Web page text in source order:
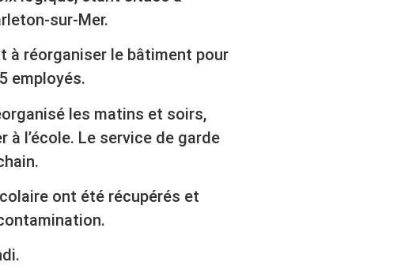
sur-Mer.
à réorganiser le bâtiment pour
employés.
les matins et soirs,
l’école. Le service de garde
ont été récupérés et